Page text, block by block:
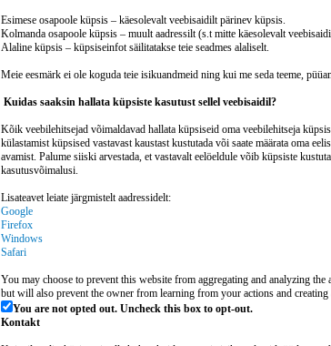
Esimese osapoole küpsis – käesolevalt veebisaidilt pärinev küpsis.
Kolmanda osapoole küpsis – muult aadressilt (s.t mitte käesolevalt
Alaline küpsis – küpsiseinfot säilitatakse teie seadmes alaliselt.
Meie eesmärk ei ole koguda teie isikuandmeid ning kui me seda teeme,
Kuidas saaksin hallata küpsiste kasutust sellel veebisaidil?
Kõik veebilehitsejad võimaldavad hallata küpsiseid oma veebilehitseja
külastamist küpsised vastavast kaustast kustutada või saate määrata oma
avamist. Palume siiski arvestada, et vastavalt eelöeldule võib küpsiste
kasutusvõimalusi.
Lisateavet leiate järgmistelt aadressidelt:
Google
Firefox
Windows
Safari
You may choose to prevent this website from aggregating and analyzing
but will also prevent the owner from learning from your actions and creating
You are not opted out. Uncheck this box to opt-out.
Kontakt